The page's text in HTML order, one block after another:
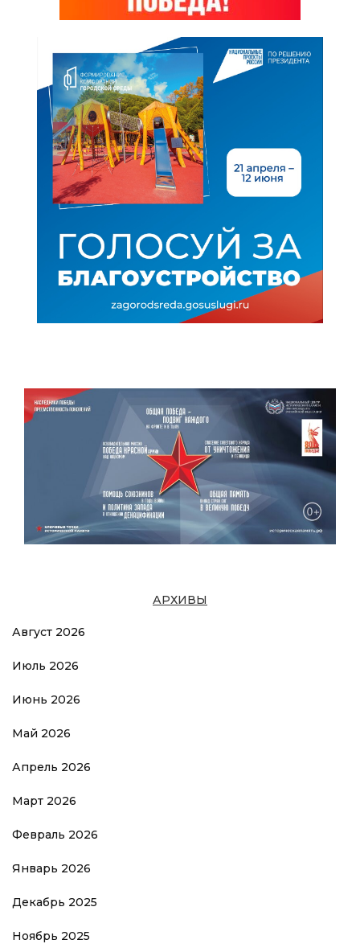
АРХИВЫ
Август 2026
Июль 2026
Июнь 2026
Май 2026
Апрель 2026
Март 2026
Февраль 2026
Январь 2026
Декабрь 2025
Ноябрь 2025